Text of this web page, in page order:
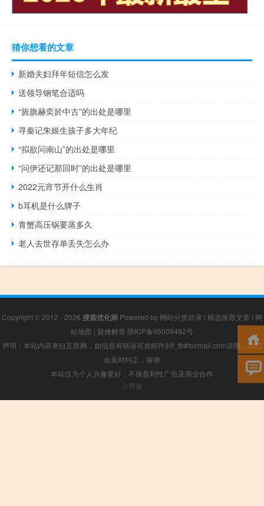
猜你想看的文章
新婚夫妇拜年短信怎么发
送领导钢笔合适吗
“旌旗赫奕於中古”的出处是哪里
寻秦记朱姬生孩子多大年纪
“拟欲问南山”的出处是哪里
“问伊还记那回时”的出处是哪里
2022元宵节开什么生肖
b耳机是什么牌子
青蟹高压锅要蒸多久
老人去世存单丢失怎么办
Copyright © 2012 - 2026 搜索优化师 Powered by 网站分类目录 | 精选推荐文章 | 网
站地图 | 疑难解答 陕ICP备05009492号
声明：本站内容来自互联网，如信息有错误可发邮件到f_fb#foxmail.com说明，我们
会及时纠正，谢谢
本站仅为个人兴趣爱好，不接盈利性广告及商业合作
小男孩